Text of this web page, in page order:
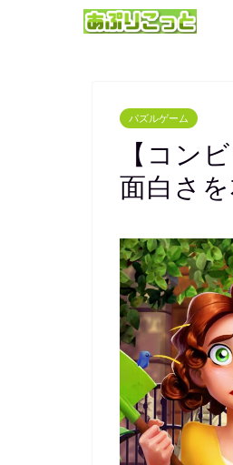
パズルゲーム
【コン
面白さ